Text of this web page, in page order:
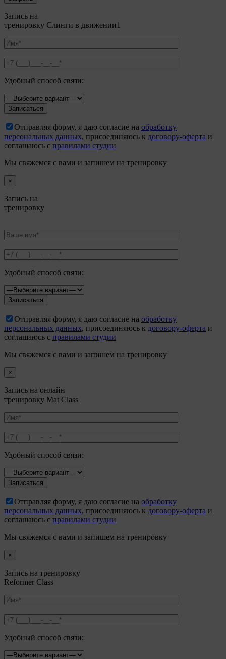
Запись на
тренировку Слинги в движении1
Удобный способ связи:
Отправляя форму, я даю согласие на обработку
персональных данных, присоединяюсь к договору-оферта и
соглашаюсь с правилами студии
Мы свяжемся с вами и запишем на тренировку
×
Запись на
тренировку
Удобный способ связи:
Отправляя форму, я даю согласие на обработку
персональных данных, присоединяюсь к договору-оферта и
соглашаюсь с правилами студии
Мы свяжемся с вами и запишем на тренировку
×
Запись на онлайн
тренировку Mat Class
Удобный способ связи:
Отправляя форму, я даю согласие на обработку
персональных данных, присоединяюсь к договору-оферта и
соглашаюсь с правилами студии
Мы свяжемся с вами и запишем на тренировку
×
Запись на тренировку
Reformer Class
Удобный способ связи: